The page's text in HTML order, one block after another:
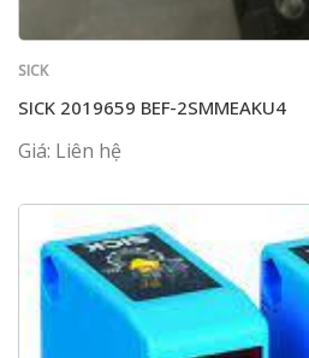
SICK
SICK 2019659 BEF-2SMMEAKU4
Giá: Liên hệ